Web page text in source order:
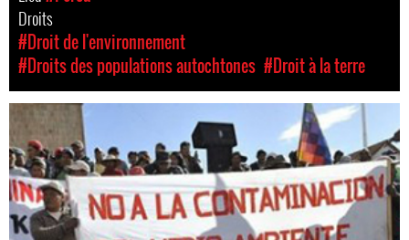
Droits
#Droit de l'environnement
#Droits des populations autochtones #Droit à la terre